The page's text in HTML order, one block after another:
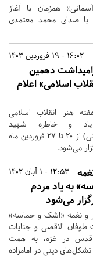
همزمان با آغاز
با صدای محمد معتمدی
16:02 - 19 فروردین 1403
دهمین
اسلامی» اعلام
هنر انقلاب اسلامی
یاد و خاطره شهید
سیدمرتضی آوینی) از ۲۰ تا ۲۷ فروردین‌ ماه
می‌شود.
12:53 - 1 آبان 1402
به یاد مردم
می‌شود
و نغمه «اشک و حماسه»
طوفان الاقصی و جنایات
قدس در غزه، به همت
دینی در امامزاده